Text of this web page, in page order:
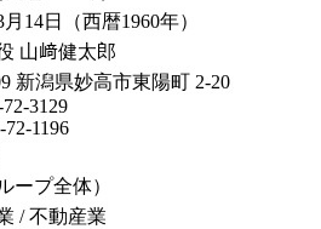
14日（西暦1960年）
山﨑健太郎
新潟県妙高市東陽町 2-20
3129
1196
ープ全体）
/ 不動産業